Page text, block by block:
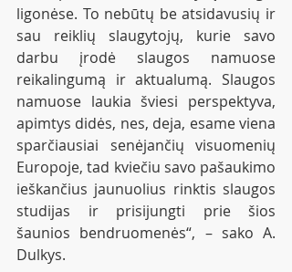
ligonėse. To nebūtų be atsidavusių ir
sau reiklių slaugytojų, kurie savo
darbu įrodė slaugos namuose
reikalingumą ir aktualumą. Slaugos
namuose laukia šviesi perspektyva,
apimtys didės, nes, deja, esame viena
sparčiausiai senėjančių visuomenių
Europoje, tad kviečiu savo pašaukimo
ieškančius jaunuolius rinktis slaugos
studijas ir prisijungti prie šios
šaunios bendruomenės“, – sako A.
Dulkys.